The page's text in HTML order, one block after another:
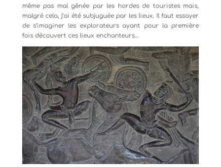
même pas mal gênée par les hordes de touristes mais,
malgré cela, j’ai été subjuguée par les lieux. Il faut essayer
de s’imaginer les explorateurs ayant pour la première
fois découvert ces lieux enchanteurs…